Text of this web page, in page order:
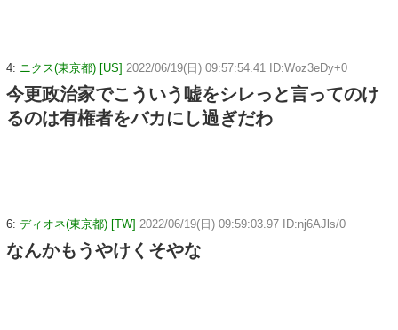
4: ニクス(東京都) [US] 2022/06/19(日) 09:57:54.41 ID:Woz3eDy+0
今更政治家でこういう嘘をシレっと言ってのけ
るのは有権者をバカにし過ぎだわ
6: ディオネ(東京都) [TW] 2022/06/19(日) 09:59:03.97 ID:nj6AJls/0
なんかもうやけくそやな